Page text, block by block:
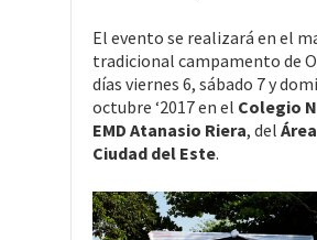
El evento se realizará en el
tradicional campamento de
días viernes 6, sábado 7 y
octubre ‘2017 en el Colegio
EMD Atanasio Riera, del
Ciudad del Este.